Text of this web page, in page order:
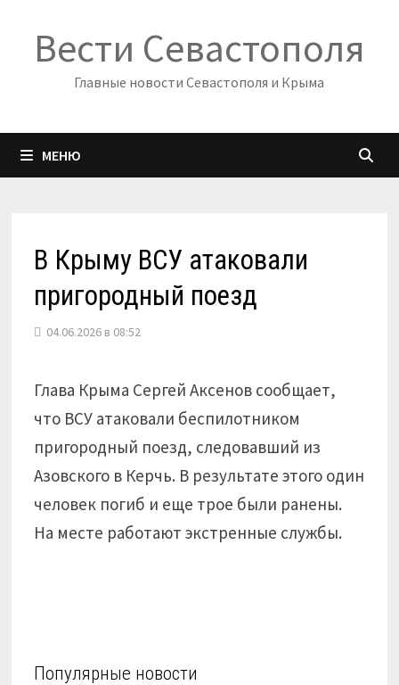
содержимому
Вести Севастополя
Главные новости Севастополя и Крыма
МЕНЮ
В Крыму ВСУ атаковали
пригородный поезд
04.06.2026 в 08:52
Глава Крыма Сергей Аксенов сообщает,
что ВСУ атаковали беспилотником
пригородный поезд, следовавший из
Азовского в Керчь. В результате этого один
человек погиб и еще трое были ранены.
На месте работают экстренные службы.
Популярные новости